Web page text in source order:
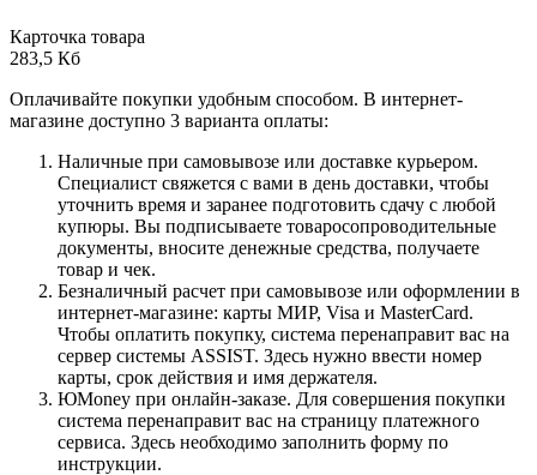
Карточка товара
283,5 Кб
Оплачивайте покупки удобным способом. В интернет-
магазине доступно 3 варианта оплаты:
Наличные при самовывозе или доставке курьером.
Специалист свяжется с вами в день доставки, чтобы
уточнить время и заранее подготовить сдачу с любой
купюры. Вы подписываете товаросопроводительные
документы, вносите денежные средства, получаете
товар и чек.
Безналичный расчет при самовывозе или оформлении в
интернет-магазине: карты МИР, Visa и MasterCard.
Чтобы оплатить покупку, система перенаправит вас на
сервер системы ASSIST. Здесь нужно ввести номер
карты, срок действия и имя держателя.
ЮMoney при онлайн-заказе. Для совершения покупки
система перенаправит вас на страницу платежного
сервиса. Здесь необходимо заполнить форму по
инструкции.